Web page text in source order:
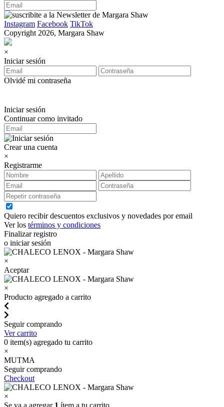
Instagram Facebook TikTok
Copyright 2026, Margara Shaw
×
Iniciar sesión
Olvidé mi contraseña
Iniciar sesión
Continuar como invitado
Crear una cuenta
×
Registrarme
Quiero recibir descuentos exclusivos y novedades por email
Ver los términos y condiciones
Finalizar registro
o iniciar sesión
×
Aceptar
×
Producto agregado a carrito
Seguir comprando
Ver carrito
0 item(s) agregado tu carrito
×
MUTMA
Seguir comprando
Checkout
×
Se va a agregar 1 ítem a tu carrito